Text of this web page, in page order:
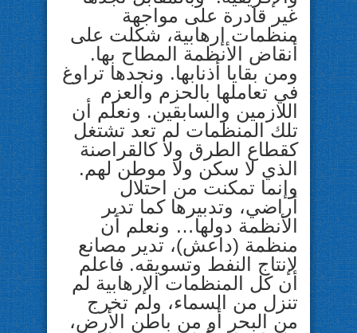
غير قادرة على مواجهة
منظمات إرهابية، شكلت على
أنقاض الأنظمة المطاح بها.
ومن بقايا أذنابها. ونجدها تراوغ
في تعاملها بالحزم والعزم
اللازمين والسابقين. ونعلم أن
تلك المنظمات لم تعد تشتغل
كقطاع الطرق ولا كالقراصنة
الذي لا سكن ولا موطن لهم.
وإنما تمكنت من احتلال
أراضي، وتدبيرها كما تدبر
الأنظمة دولها… ونعلم أن
منظمة (داعش)، تدير مصانع
لإنتاج النفط وتسويقه. فاعلم
أن كل المنظمات الإرهابية لم
تنزل من السماء، ولم تخرج
من البحر أو من باطن الأرض،